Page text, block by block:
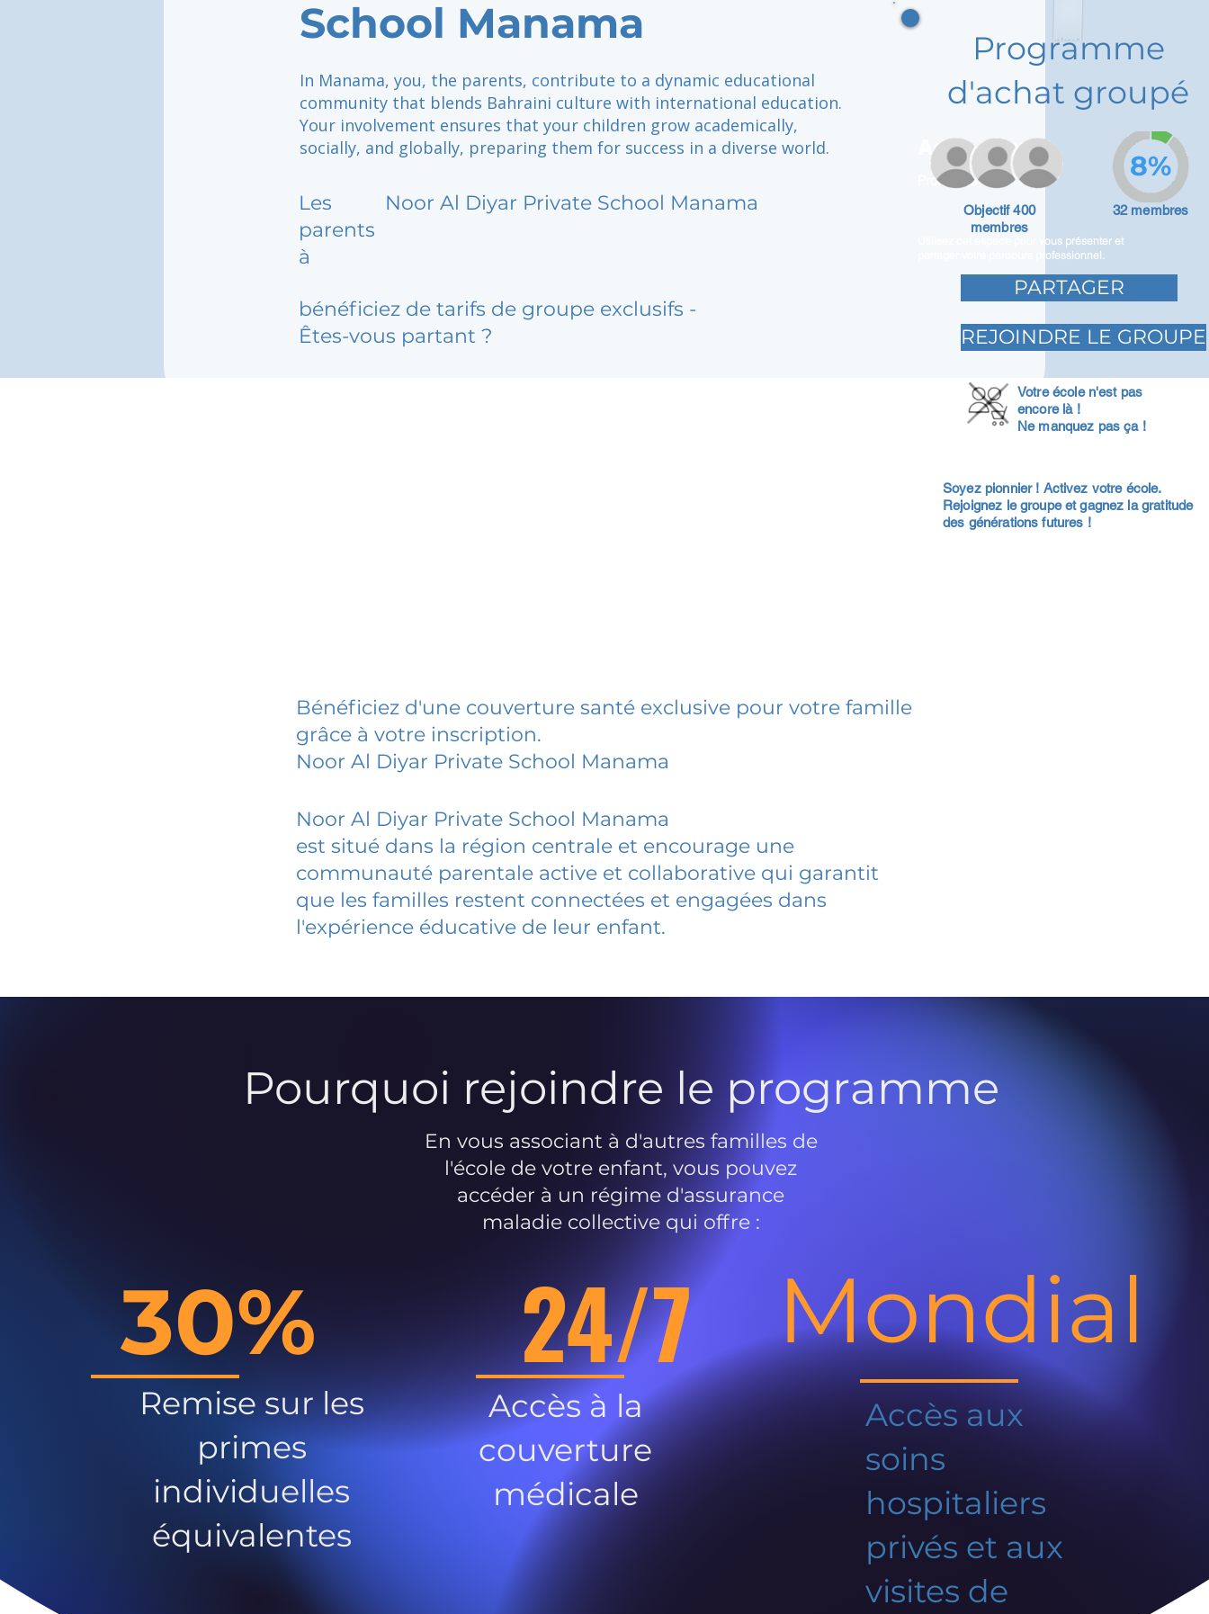
School Manama
In Manama, you, the parents, contribute to a dynamic educational
community that blends Bahraini culture with international education.
Your involvement ensures that your children grow academically,
socially, and globally, preparing them for success in a diverse world.
Les
parents
à
Noor Al Diyar Private School Manama
bénéficiez de tarifs de groupe exclusifs -
Êtes-vous partant ?
Adam Caar
Promoteur
Utilisez cet espace pour vous présenter et
partager votre parcours professionnel.
Programme
d'achat groupé
Objectif 400
membres
32 membres
8%
PARTAGER
REJOINDRE LE GROUPE
Votre école n'est pas
encore là !
Ne manquez pas ça !
Soyez pionnier ! Activez votre école.
Rejoignez le groupe et gagnez la gratitude
des générations futures !
Bénéficiez d'une couverture santé exclusive pour votre famille
grâce à votre inscription.
Noor Al Diyar Private School Manama
Noor Al Diyar Private School Manama
est situé dans la région centrale et encourage une
communauté parentale active et collaborative qui garantit
que les familles restent connectées et engagées dans
l'expérience éducative de leur enfant.
Pourquoi rejoindre le programme
En vous associant à d'autres familles de
l'école de votre enfant, vous pouvez
accéder à un régime d'assurance
maladie collective qui offre :
30%
Remise sur les
primes
individuelles
équivalentes
24/7
Accès à la
couverture
médicale
Mondial
Accès aux
soins
hospitaliers
privés et aux
visites de